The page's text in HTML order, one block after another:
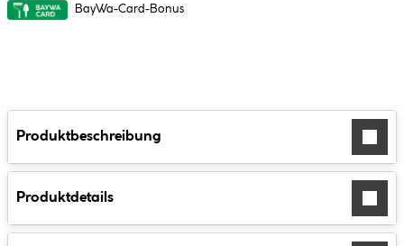
BayWa-Card-Bonus
Produktbeschreibung
Produktdetails